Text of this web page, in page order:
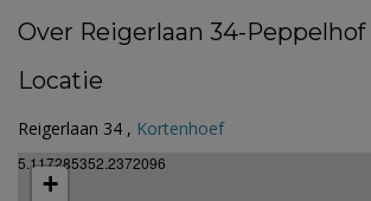
Over Reigerlaan 34-Peppelhof
Locatie
Reigerlaan 34 , Kortenhoef
5.117285352.2372096
+